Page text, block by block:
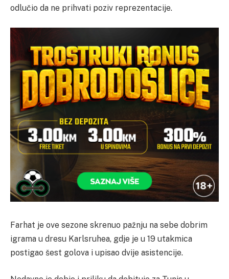
odlučio da ne prihvati poziv reprezentacije.
Farhat je ove sezone skrenuo pažnju na sebe dobrim
igrama u dresu Karlsruhea, gdje je u 19 utakmica
postigao šest golova i upisao dvije asistencije.